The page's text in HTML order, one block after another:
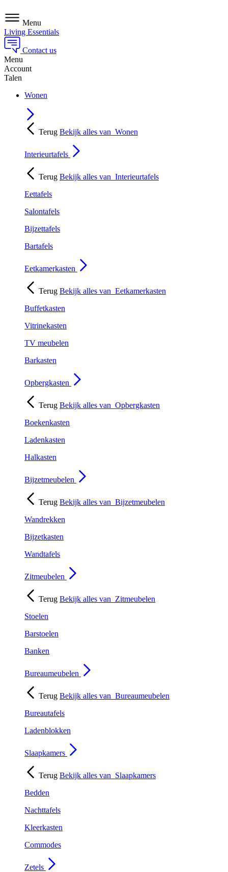
Menu
Living Essentials
Contact us
Menu
Account
Talen
Wonen
Terug Bekijk alles van Wonen
Interieurtafels
Terug Bekijk alles van Interieurtafels
Eettafels
Salontafels
Bijzettafels
Bartafels
Eetkamerkasten
Terug Bekijk alles van Eetkamerkasten
Buffetkasten
Vitrinekasten
TV meubelen
Barkasten
Opbergkasten
Terug Bekijk alles van Opbergkasten
Boekenkasten
Ladenkasten
Halkasten
Bijzetmeubelen
Terug Bekijk alles van Bijzetmeubelen
Wandrekken
Bijzetkasten
Wandtafels
Zitmeubelen
Terug Bekijk alles van Zitmeubelen
Stoelen
Barstoelen
Banken
Bureaumeubelen
Terug Bekijk alles van Bureaumeubelen
Bureautafels
Ladenblokken
Slaapkamers
Terug Bekijk alles van Slaapkamers
Bedden
Nachttafels
Kleerkasten
Commodes
Zetels